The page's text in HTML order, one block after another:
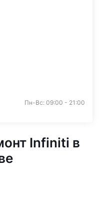
Пн-Вс: 09:00 - 21:00
Infiniti в